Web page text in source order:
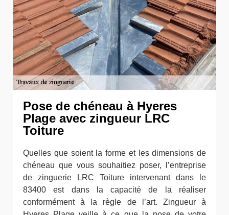
Pose de chéneau à Hyeres
Plage avec zingueur LRC
Toiture
Quelles que soient la forme et les dimensions de
chéneau que vous souhaitiez poser, l’entreprise
de zinguerie LRC Toiture intervenant dans le
83400 est dans la capacité de la réaliser
conformément à la règle de l’art. Zingueur à